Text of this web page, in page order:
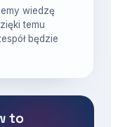
wiedzę
temu
będzie
to